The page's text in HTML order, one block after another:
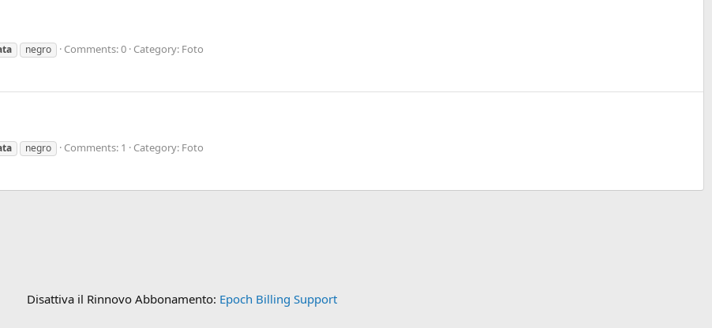
negro Comments: 0 Category: Foto
negro Comments: 1 Category: Foto
Disattiva il Rinnovo Abbonamento: Epoch Billing Support